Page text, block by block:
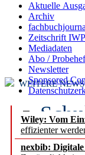
Aktuelle
Archiv
Zeitschrift IWP
Mediadaten
Abo /
Newsletter
Sponsored
Wiley: Vom
effizienter
nexbib:
WEITERE NEWS